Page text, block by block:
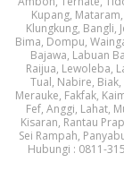
Kupang,
Klungkung, Bangli,
Bima, Dompu,
Bajawa, Labuan
Raijua, Lewoleba,
Tual, Nabire,
Merauke, Fakfak,
Fef, Anggi, Lahat,
Kisaran, Rantau
Sei Rampah,
Hubungi : 0811-